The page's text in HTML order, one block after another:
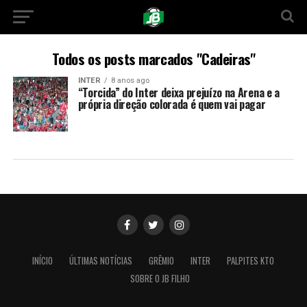
Todos os posts marcados "Cadeiras"
INTER 8 anos ago
“Torcida” do Inter deixa prejuízo na Arena e a
própria direção colorada é quem vai pagar
INÍCIO ÚLTIMAS NOTÍCIAS GRÊMIO INTER
PALPITES KTO
SOBRE O JB FILHO